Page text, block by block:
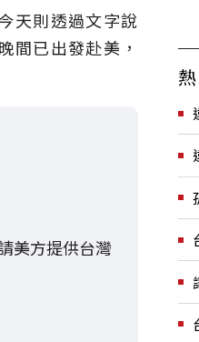
天則透過文字說
間已出發赴美，
美方提供台灣